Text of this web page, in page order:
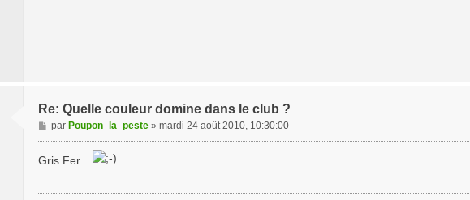
Re: Quelle couleur domine dans le club ?
M
e
s
par Poupon_la_peste» mardi 24 août 2010, 10:30:00
Gris Fer...